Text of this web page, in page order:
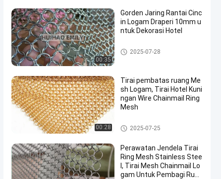
00:35
Gorden Jaring Rantai Cinc
in Logam Draperi 10mm u
ntuk Dekorasi Hotel
Tirai Logam Mesh
2025-07-28
00:28
Tirai pembatas ruang Me
sh Logam, Tirai Hotel Kuni
ngan Wire Chainmail Ring
Mesh
Tirai Logam Mesh
2025-07-25
Perawatan Jendela Tirai
Ring Mesh Stainless Stee
l, Tirai Mesh Chainmail Lo
gam Untuk Pembagi Ruan